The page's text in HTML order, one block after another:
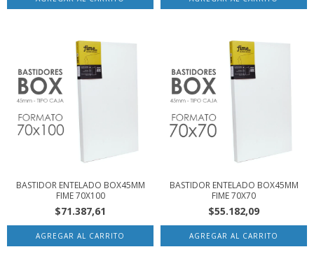
BASTIDOR ENTELADO BOX45MM
FIME 70X100
$71.387,61
BASTIDOR ENTELADO BOX45MM
FIME 70X70
$55.182,09